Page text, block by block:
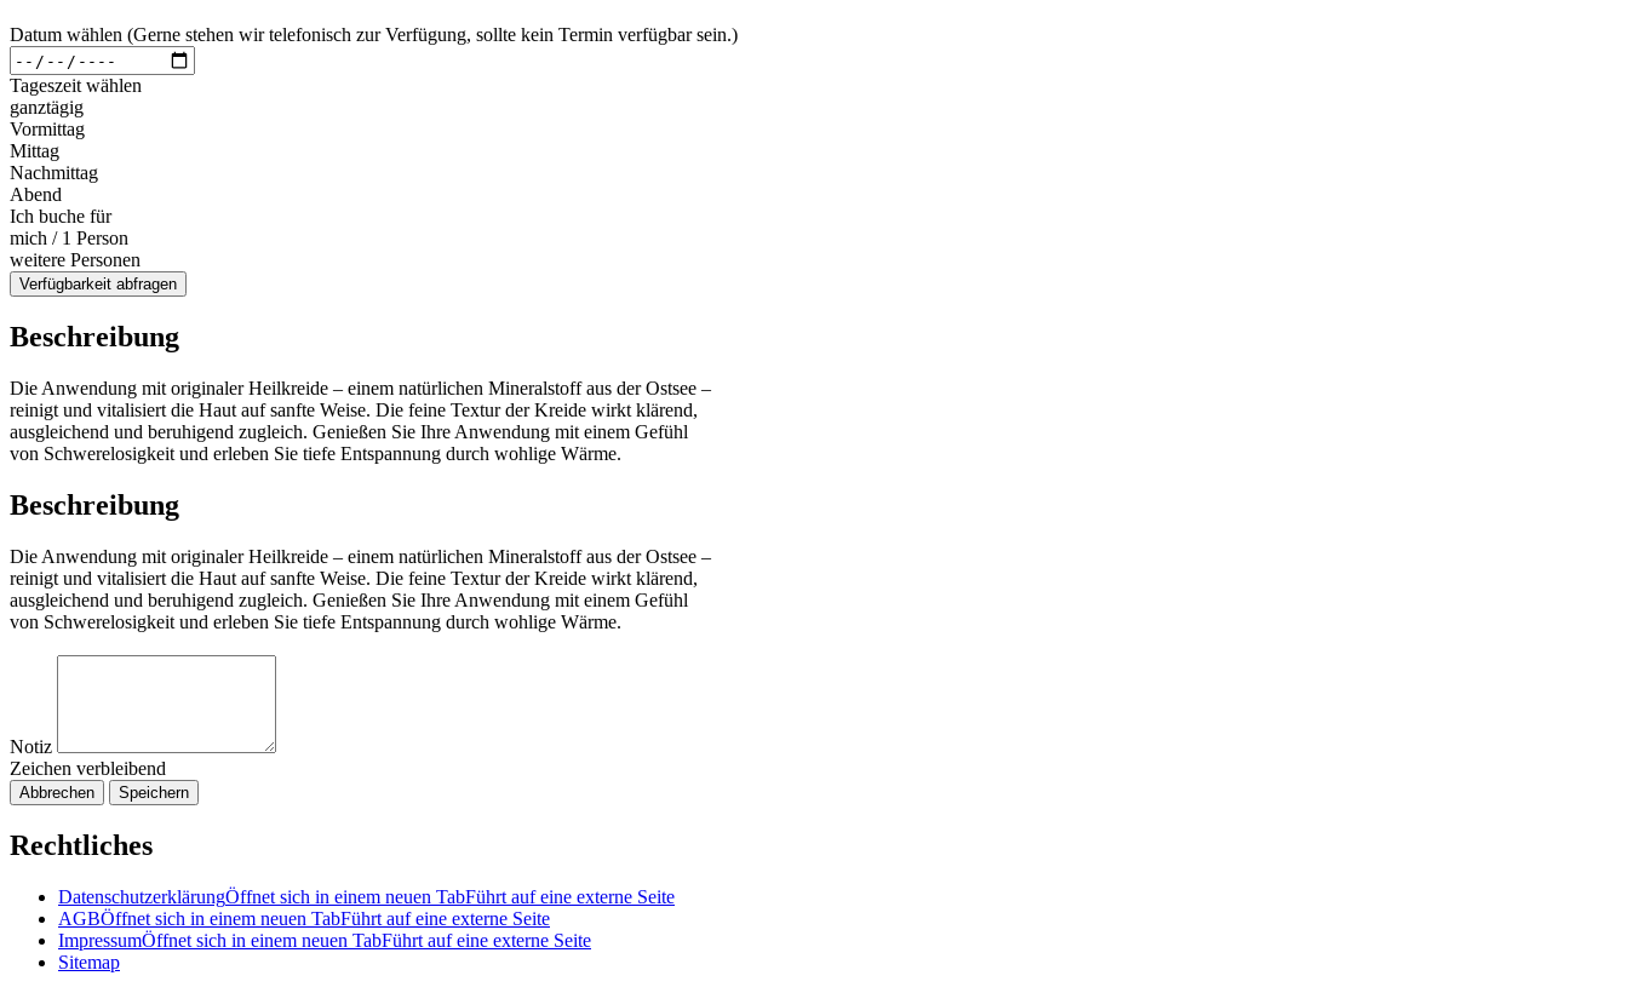
Datum wählen (Gerne stehen wir telefonisch zur Verfügung, sollte kein Termin verfügbar sein.)
Tageszeit wählen
ganztägig
Vormittag
Mittag
Nachmittag
Abend
Ich buche für
mich / 1 Person
weitere Personen
Verfügbarkeit abfragen
Beschreibung
Die Anwendung mit originaler Heilkreide – einem natürlichen Mineralstoff aus der Ostsee –
reinigt und vitalisiert die Haut auf sanfte Weise. Die feine Textur der Kreide wirkt klärend,
ausgleichend und beruhigend zugleich. Genießen Sie Ihre Anwendung mit einem Gefühl
von Schwerelosigkeit und erleben Sie tiefe Entspannung durch wohlige Wärme.
Beschreibung
Die Anwendung mit originaler Heilkreide – einem natürlichen Mineralstoff aus der Ostsee –
reinigt und vitalisiert die Haut auf sanfte Weise. Die feine Textur der Kreide wirkt klärend,
ausgleichend und beruhigend zugleich. Genießen Sie Ihre Anwendung mit einem Gefühl
von Schwerelosigkeit und erleben Sie tiefe Entspannung durch wohlige Wärme.
Notiz
Zeichen verbleibend
Abbrechen Speichern
Rechtliches
DatenschutzerklärungÖffnet sich in einem neuen TabFührt auf eine externe Seite
AGBÖffnet sich in einem neuen TabFührt auf eine externe Seite
ImpressumÖffnet sich in einem neuen TabFührt auf eine externe Seite
Sitemap